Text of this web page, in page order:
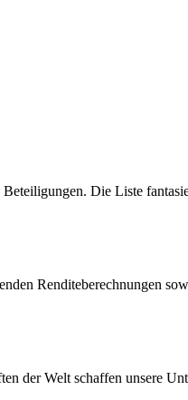
Die Liste
Renditeberechnungen
der Welt schaffen unsere